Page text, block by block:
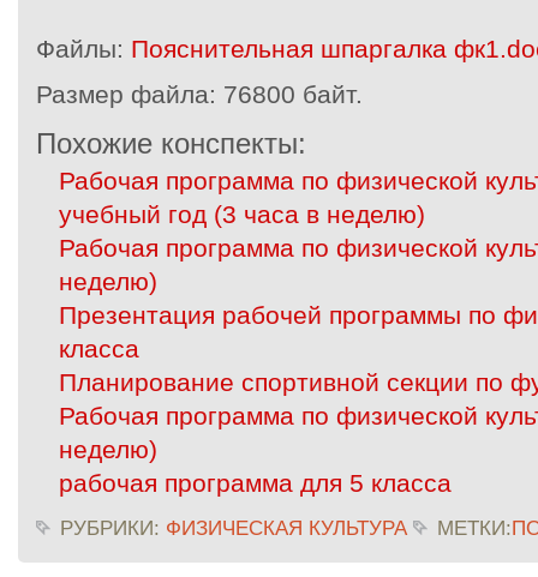
Файлы: Пояснительная шпаргалка
Размер файла: 76800 байт.
Похожие конспекты:
Рабочая программа по физической
учебный год (3 часа в неделю)
Рабочая программа по физической
неделю)
Презентация рабочей программы по
класса
Планирование спортивной секции по
Рабочая программа по физической
неделю)
рабочая программа для 5 класса
РУБРИКИ: ФИЗИЧЕСКАЯ КУЛЬТУРА МЕТКИ: